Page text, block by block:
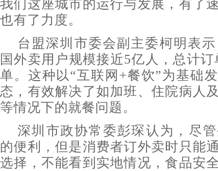
我们这座城市的运行与发展，有了
也有了力度。
台盟深圳市委会副主委柯明表
国外卖用户规模接近5亿人，总计
单。这种以“互联网+餐饮”为基础
态，有效解决了如加班、住院病人
等情况下的就餐问题。
深圳市政协常委彭琛认为，尽
的便利，但是消费者订外卖时只能
选择，不能看到实地情况，食品安